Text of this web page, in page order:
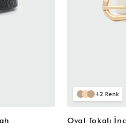
2
Oval Tokalı